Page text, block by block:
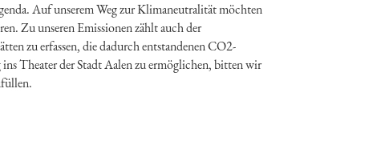
Auf unserem Weg zur Klimaneutralität möchten
Zu unseren Emissionen zählt auch der
zu erfassen, die dadurch entstandenen CO2-
Theater der Stadt Aalen zu ermöglichen, bitten wir